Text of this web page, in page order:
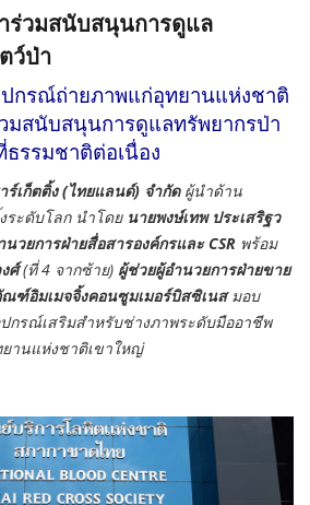
ร่วมสนับสนุนการดูแล
ว์ป่า
กรณ์ถ่ายภาพแก่อุทยานแห่งชาติ
มสนับสนุนการดูแลทรัพยากรป่า
รรมชาติต่อเนื่อง
เก็ตติ้ง (ไทยแลนด์) จำกัดผู้นำด้าน
ระดับโลก นำโดย นายพงษ์เทพ ประเสริฐว
วยการฝ่ายสื่อสารองค์กรและ CSR พร้อม
ศ์(ที่ 4 จากซ้าย) ผู้ช่วยผู้อำนวยการฝ่ายขาย
ฑ์อิมเมจจิ้งคอนซูมเมอร์บิสซิเนสมอบ
กรณ์เสริมสำหรับช่างภาพระดับมืออาชีพ
ยานแห่งชาติเขาใหญ่